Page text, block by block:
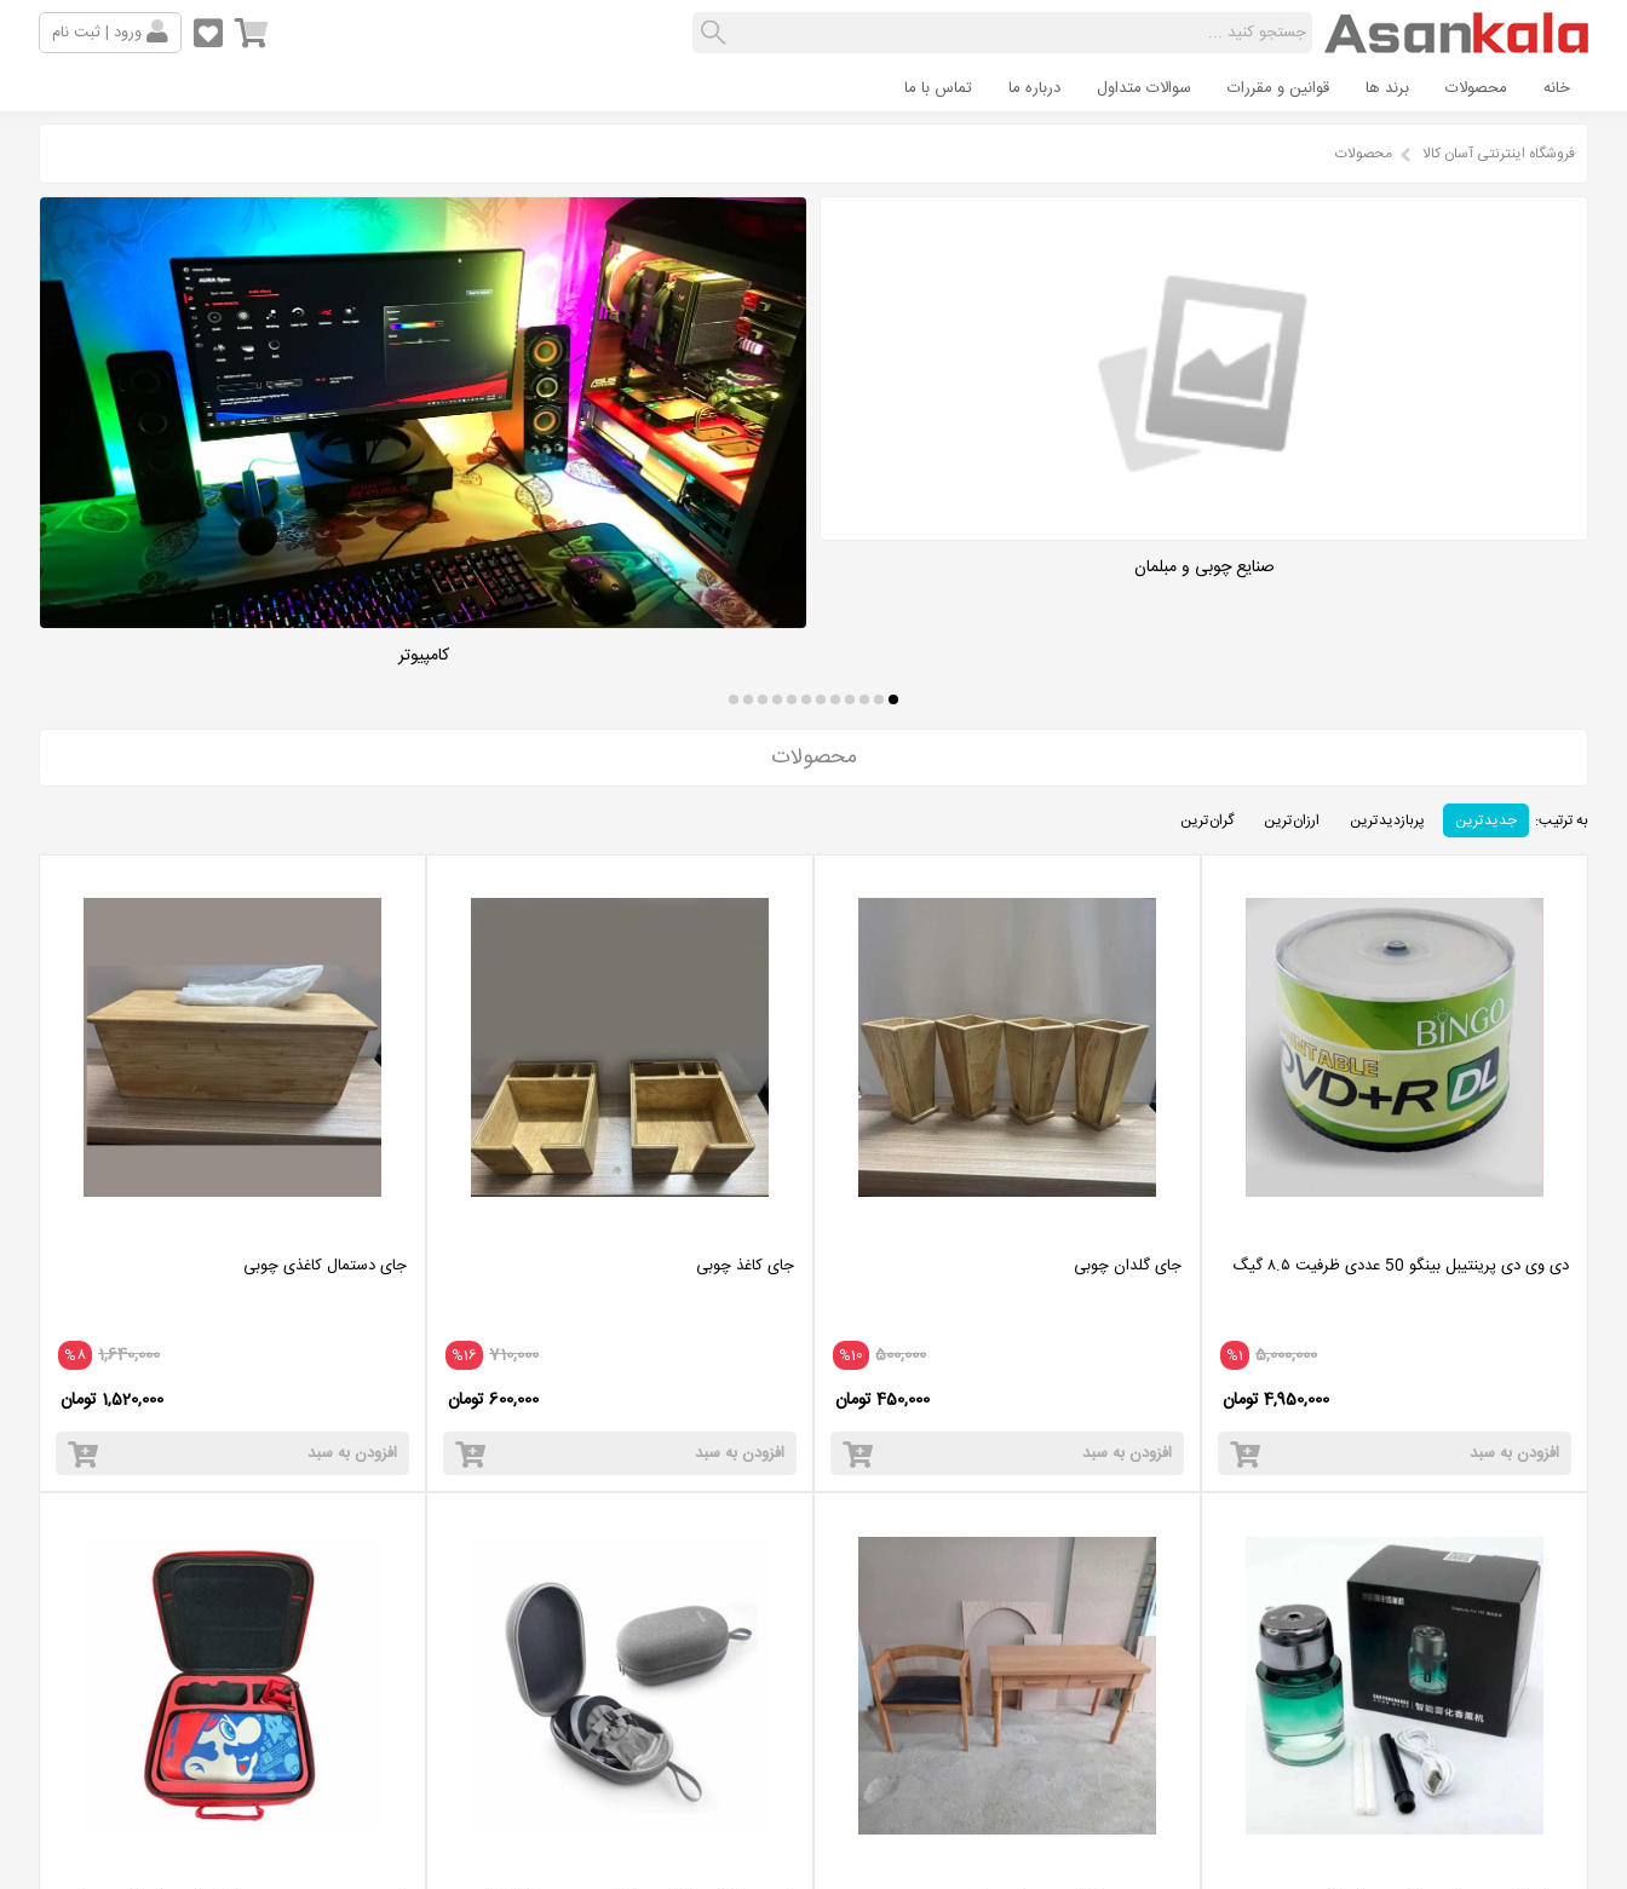
ورود | ثبت نام
خانه محصولات برند ها قوانین و مقررات سوالات متداول درباره ما تماس با ما
فروشگاه اینترنتی آسان کالا محصولات
صنایع چوبی و مبلمان
کامپیوتر
محصولات
به ترتیب: جدید ترین پربازدید ترین ارزان ترین گران ترین
دی وی دی پرینتیبل بینگو 50 عددی ظرفیت ۸.۵ گیگ
%1 5,000,000
4,950,000 تومان
افزودن به سبد
جای گلدان چوبی
%10 500,000
450,000 تومان
افزودن به سبد
جای کاغذ چوبی
%16 710,000
600,000 تومان
افزودن به سبد
جای دستمال کاغذی چوبی
%8 1,640,000
1,520,000 تومان
افزودن به سبد